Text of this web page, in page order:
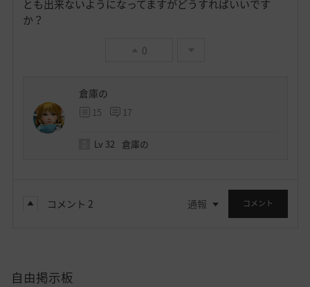
とも出来ないようになってますがどうすればいいです
か？
0
倉庫の
15 17
Lv 32 倉庫の
コメント 2 通報 コメント
自由掲示板